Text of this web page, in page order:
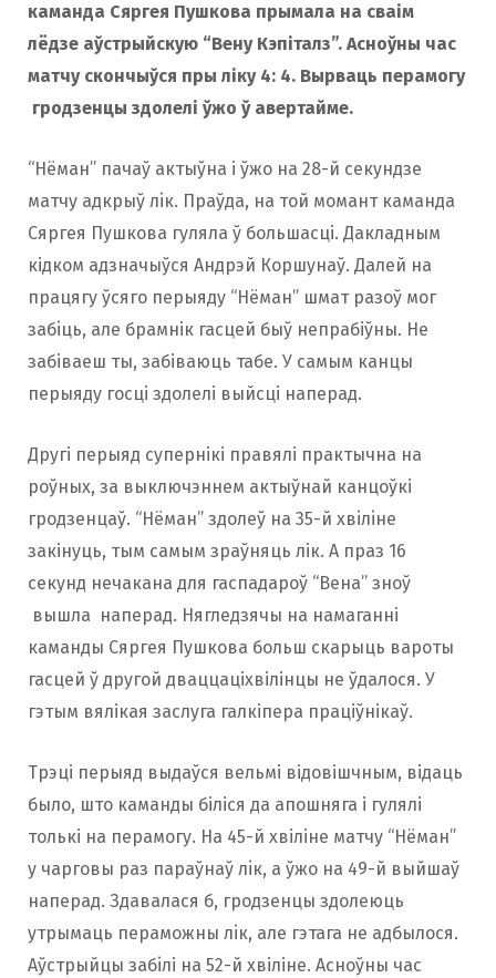
каманда Сяргея Пушкова прымала на сваім
лёдзе аўстрыйскую “Вену Кэпіталз”. Асноўны час
матчу скончыўся пры ліку 4: 4. Вырваць перамогу
гродзенцы здолелі ўжо ў авертайме.
“Нёман” пачаў актыўна і ўжо на 28-й секундзе
матчу адкрыў лiк. Праўда, на той момант каманда
Сяргея Пушкова гуляла ў большасці. Дакладным
кідком адзначыўся Андрэй Коршунаў. Далей на
працягу ўсяго перыяду “Нёман” шмат разоў мог
забiць, але брамнік гасцей быў непрабіўны. Не
забіваеш ты, забіваюць табе. У самым канцы
перыяду госці здолелі выйсці наперад.
Другі перыяд супернікі правялі практычна на
роўных, за выключэннем актыўнай канцоўкі
гродзенцаў. “Нёман” здолеў на 35-й хвiлiне
закінуць, тым самым зраўняць лік. А праз 16
секунд нечакана для гаспадароў “Вена” зноў
вышла наперад. Нягледзячы на намаганні
каманды Сяргея Пушкова больш скарыць вароты
гасцей ў другой дваццаціхвілінцы не ўдалося. У
гэтым вялікая заслуга галкіпера праціўнікаў.
Трэці перыяд выдаўся вельмі відовішчным, відаць
было, што каманды біліся да апошняга і гулялі
толькі на перамогу. На 45-й хвіліне матчу “Нёман”
у чарговы раз параўнаў лiк, а ўжо на 49-й выйшаў
наперад. Здавалася б, гродзенцы здолеюць
утрымаць пераможны лiк, але гэтага не адбылося.
Аўстрыйцы забiлі на 52-й хвіліне. Асноўны час